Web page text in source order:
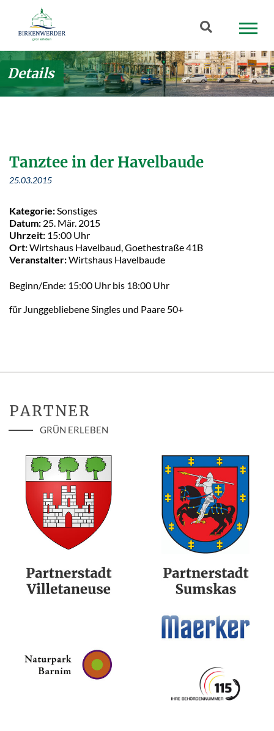
Zum Hauptinhalt springen
Suchbegriff
Details
Tanztee in der Havelbaude
25.03.2015
Kategorie: Sonstiges
Datum: 25. Mär. 2015
Uhrzeit: 15:00 Uhr
Ort:Wirtshaus Havelbaud, Goethestraße 41B
Veranstalter:Wirtshaus Havelbaude
Beginn/Ende: 15:00 Uhr bis 18:00 Uhr
für Junggebliebene Singles und Paare 50+
PARTNER
GRÜN ERLEBEN